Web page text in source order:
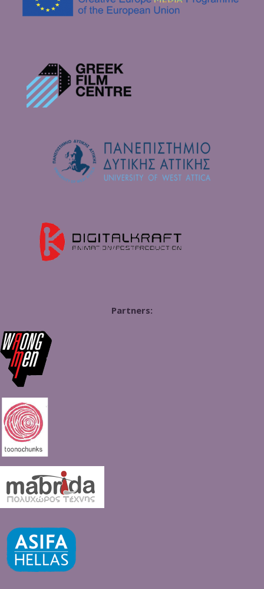
Partners: